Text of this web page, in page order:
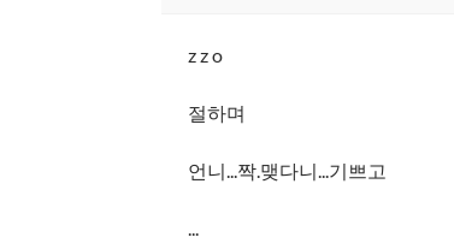
z z o
절하며
언니...짝.맺다니...기쁘고
...